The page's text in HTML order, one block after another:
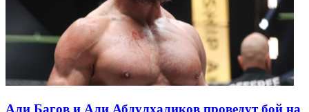
Али Багов и Али Абдулхаликов проведут бой на